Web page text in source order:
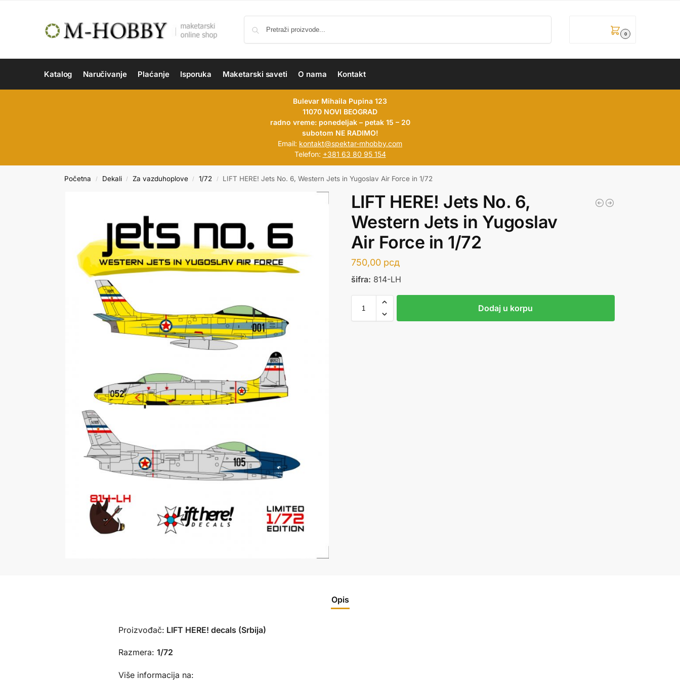
0
Katalog Naručivanje Plaćanje Isporuka Maketarski saveti O nama Kontakt
Bulevar Mihaila Pupina 123
11070 NOVI BEOGRAD
radno vreme: ponedeljak – petak 15 – 20
subotom NE RADIMO!
Email: kontakt@spektar-mhobby.com
Telefon: +381 63 80 95 154
Početna / Dekali / Za vazduhoplove / 1/72 / LIFT HERE! Jets No. 6, Western Jets in Yugoslav Air Force in 1/72
LIFT HERE! Jets No. 6,
Western Jets in Yugoslav
Air Force in 1/72
750,00 рсд
šifra: 814-LH
Dodaj u korpu
Opis
Proizvođač: LIFT HERE! decals (Srbija)
Razmera: 1/72
Više informacija na: